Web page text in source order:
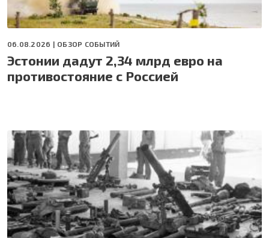
06.08.2026 | ОБЗОР СОБЫТИЙ
Эстонии дадут 2,34 млрд евро на
противостояние с Россией